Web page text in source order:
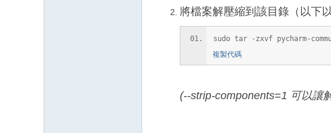
將檔案解壓縮到該目錄（以下
sudo tar -zxvf pycharm-
複製代碼
(--strip-components=1 可以讓